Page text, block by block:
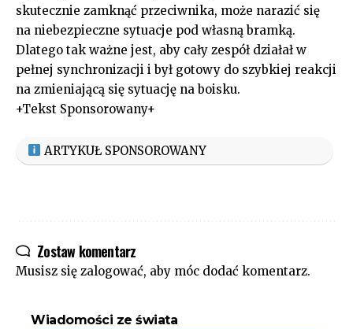
skutecznie zamknąć przeciwnika, może narazić się
na niebezpieczne sytuacje pod własną bramką.
Dlatego tak ważne jest, aby cały zespół działał w
pełnej synchronizacji i był gotowy do szybkiej reakcji
na zmieniającą się sytuację na boisku.
+Tekst Sponsorowany+
ARTYKUŁ SPONSOROWANY
Zostaw komentarz
Musisz się zalogować, aby móc dodać komentarz.
Wiadomości ze świata